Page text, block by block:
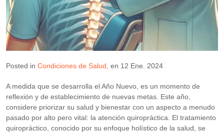
Posted in Condiciones de Salud en 12 Ene. 2024
A medida que se desarrolla el Año Nuevo, es un momento de
reflexión y de establecimiento de nuevas metas. Este año,
considere priorizar su salud y bienestar con un aspecto a menudo
pasado por alto pero vital: la atención quiropráctica. El tratamiento
quiropráctico, conocido por su enfoque holístico de la salud, se